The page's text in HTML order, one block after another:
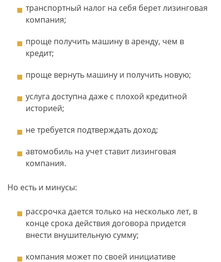
транспортный налог на себя берет лизинговая
компания;
проще получить машину в аренду, чем в
кредит;
проще вернуть машину и получить новую;
услуга доступна даже с плохой кредитной
историей;
не требуется подтверждать доход;
автомобиль на учет ставит лизинговая
компания.
Но есть и минусы:
рассрочка дается только на несколько лет, в
конце срока действия договора придется
внести внушительную сумму;
компания может по своей инициативе